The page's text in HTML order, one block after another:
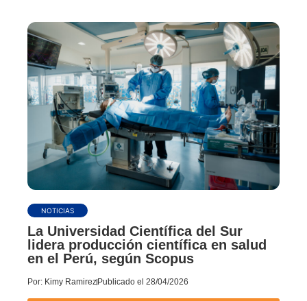
NOTICIAS
La Universidad Científica del Sur
lidera producción científica en salud
en el Perú, según Scopus
Por: Kimy Ramirez Publicado el 28/04/2026